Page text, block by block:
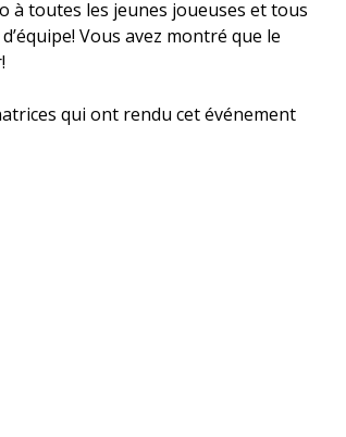
à toutes les jeunes joueuses et tous
Vous avez montré que le
qui ont rendu cet événement